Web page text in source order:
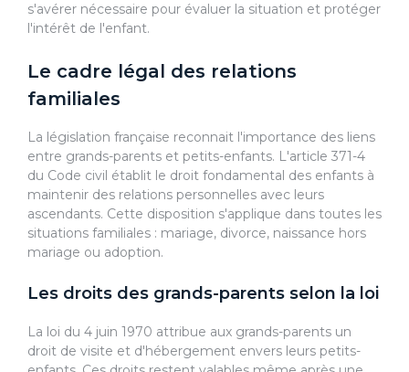
s'avérer nécessaire pour évaluer la situation et protéger
l'intérêt de l'enfant.
Le cadre légal des relations
familiales
La législation française reconnait l'importance des liens
entre grands-parents et petits-enfants. L'article 371-4
du Code civil établit le droit fondamental des enfants à
maintenir des relations personnelles avec leurs
ascendants. Cette disposition s'applique dans toutes les
situations familiales : mariage, divorce, naissance hors
mariage ou adoption.
Les droits des grands-parents selon la loi
La loi du 4 juin 1970 attribue aux grands-parents un
droit de visite et d'hébergement envers leurs petits-